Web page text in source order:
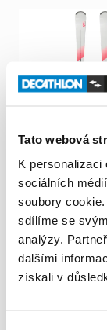
Tato webová
K
sociálních
soubory
sdílíme se
analýzy.
dalšími
získali v
Dámske
Boost 900 R |
Decathlon
10,00 € /den